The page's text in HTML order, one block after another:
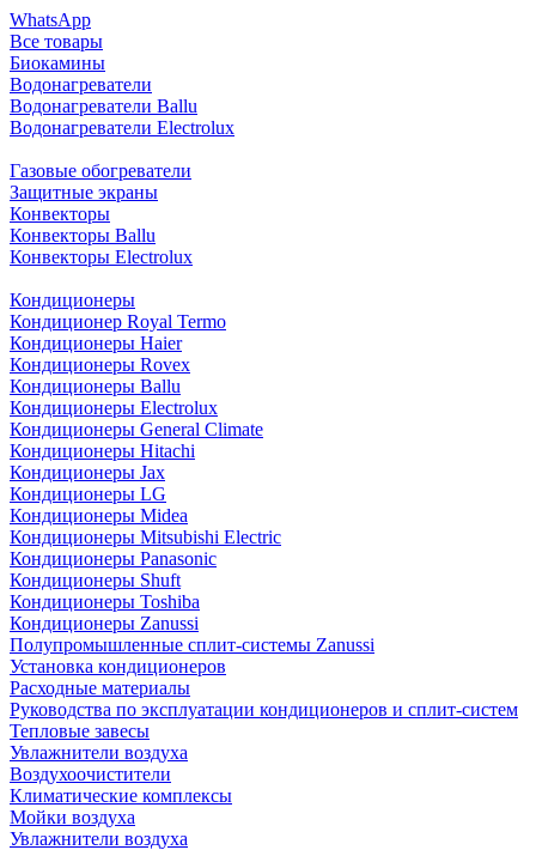
WhatsApp
Все товары
Биокамины
Водонагреватели
Водонагреватели Ballu
Водонагреватели Electrolux
Газовые обогреватели
Защитные экраны
Конвекторы
Конвекторы Ballu
Конвекторы Electrolux
Кондиционеры
Кондиционер Royal Termo
Кондиционеры Haier
Кондиционеры Rovex
Кондиционеры Ballu
Кондиционеры Electrolux
Кондиционеры General Climate
Кондиционеры Hitachi
Кондиционеры Jax
Кондиционеры LG
Кондиционеры Midea
Кондиционеры Mitsubishi Electric
Кондиционеры Panasonic
Кондиционеры Shuft
Кондиционеры Toshiba
Кондиционеры Zanussi
Полупромышленные сплит-системы Zanussi
Установка кондиционеров
Расходные материалы
Руководства по эксплуатации кондиционеров и сплит-систем
Тепловые завесы
Увлажнители воздуха
Воздухоочистители
Климатические комплексы
Мойки воздуха
Увлажнители воздуха